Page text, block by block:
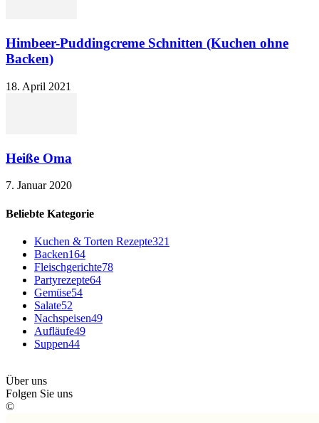
Himbeer-Puddingcreme Schnitten (Kuchen ohne
Backen)
18. April 2021
Heiße Oma
7. Januar 2020
Beliebte Kategorie
Kuchen & Torten Rezepte321
Backen164
Fleischgerichte78
Partyrezepte64
Gemüse54
Salate52
Nachspeisen49
Aufläufe49
Suppen44
Über uns
Folgen Sie uns
©